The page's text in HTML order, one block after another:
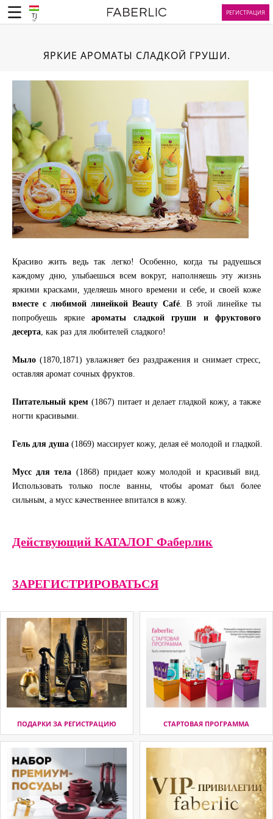
TJ РЕГИСТРАЦИЯ
ЯРКИЕ АРОМАТЫ СЛАДКОЙ ГРУШИ.
Красиво жить ведь так легко! Особенно, когда ты радуешься
каждому дню, улыбаешься всем вокруг, наполняешь эту жизнь
яркими красками, уделяешь много времени и себе, и своей коже
вместе с любимой линейкой Beauty Café. В этой линейке ты
попробуешь яркие ароматы сладкой груши и фруктового
десерта , как раз для любителей сладкого!
Мыло (1870,1871) увлажняет без раздражения и снимает стресс,
оставляя аромат сочных фруктов.
Питательный крем (1867) питает и делает гладкой кожу, а также
ногти красивыми.
Гель для душа (1869) массирует кожу, делая её молодой и гладкой.
Мусс для тела (1868) придает кожу молодой и красивый вид.
Использовать только после ванны, чтобы аромат был более
сильным, а мусс качественнее впитался в кожу.
Действующий КАТАЛОГ Фаберлик
ЗАРЕГИСТРИРОВАТЬСЯ
ПОДАРКИ ЗА РЕГИСТРАЦИЮ СТАРТОВАЯ ПРОГРАММА